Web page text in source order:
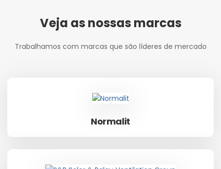
Veja as nossas marcas
Trabalhamos com marcas que são líderes de mercado
Normalit